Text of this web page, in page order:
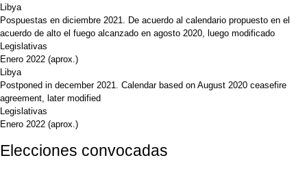
Libya
Pospuestas en diciembre 2021. De acuerdo al calendario propuesto en el
acuerdo de alto el fuego alcanzado en agosto 2020, luego modificado
Legislativas
Enero 2022 (aprox.)
Libya
Postponed in december 2021. Calendar based on August 2020 ceasefire
agreement, later modified
Legislativas
Enero 2022 (aprox.)
Elecciones convocadas